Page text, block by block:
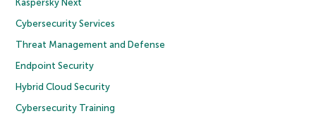
Kaspersky Next
Cybersecurity Services
Threat Management and Defense
Endpoint Security
Hybrid Cloud Security
Cybersecurity Training